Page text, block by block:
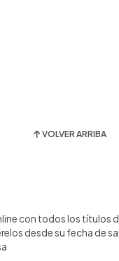
VOLVER ARRIBA
con todos los títulos
desde su fecha de